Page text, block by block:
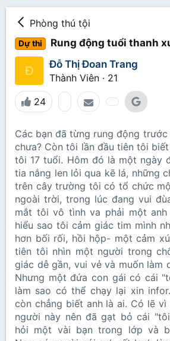
Phòng thú tội
Dự thi Rung động tuổi thanh
Đ
Đỗ Thị Đoan Trang
Thành Viên · 21
24
Các bạn đã từng rung động
chưa? Còn tôi lần đầu tiên tôi
tôi 17 tuổi. Hôm đó là một ngày
tia nắng len lỏi qua kẽ lá, những
trên cây trường tôi có tổ chức
ngoài trời, trong lúc đang vui
mắt tôi vô tình va phải một anh
hiểu sao tôi cảm giác tim mình
hơn bối rối, hồi hộp- một cảm
tiên tôi nhìn một người trong
giác dễ gần, vui vẻ và muốn làm
Nhưng một đứa con gái có cái
làm sao có thể chạy lại xin
còn chẳng biết anh là ai. Có lẽ
người này nên đã gạt bỏ cái
hỏi một vài bạn trong lớp và